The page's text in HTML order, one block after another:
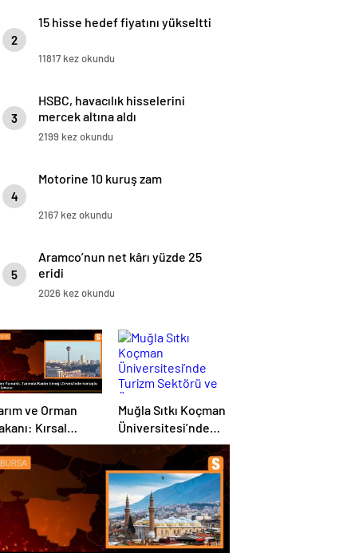
2
15 hisse hedef fiyatını yükseltti
11817 kez okundu
3
HSBC, havacılık hisselerini
mercek altına aldı
2199 kez okundu
4
Motorine 10 kuruş zam
2167 kez okundu
5
Aramco’nun net kârı yüzde 25
eridi
2026 kez okundu
ve Orman
Kırsal
ve
pozitif
yapıyoruz
Muğla Sıtkı Koçman
Üniversitesi’nde
Turizm Sektörü ve
Öğrenciler Buluştu